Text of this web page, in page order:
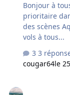
Bonjour à
prioritaire
des scènes
vols à tous...
3
cougar64le